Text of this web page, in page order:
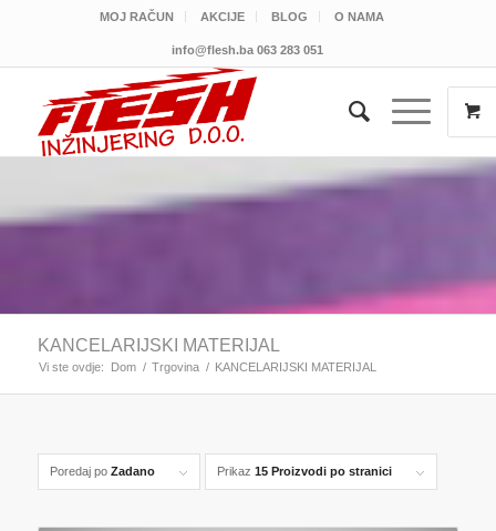
MOJ RAČUN AKCIJE BLOG O NAMA
info@flesh.ba 063 283 051
KANCELARIJSKI MATERIJAL
Vi ste ovdje: Dom / Trgovina / KANCELARIJSKI MATERIJAL
Poredaj po Zadano Prikaz 15 Proizvodi po stranici